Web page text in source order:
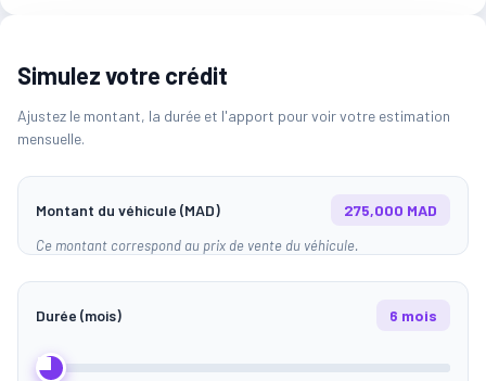
Simulez votre crédit
Ajustez le montant, la durée et l'apport pour voir votre estimation
mensuelle.
Montant du véhicule (MAD) 275,000 MAD
Ce montant correspond au prix de vente du véhicule.
Durée (mois) 6 mois